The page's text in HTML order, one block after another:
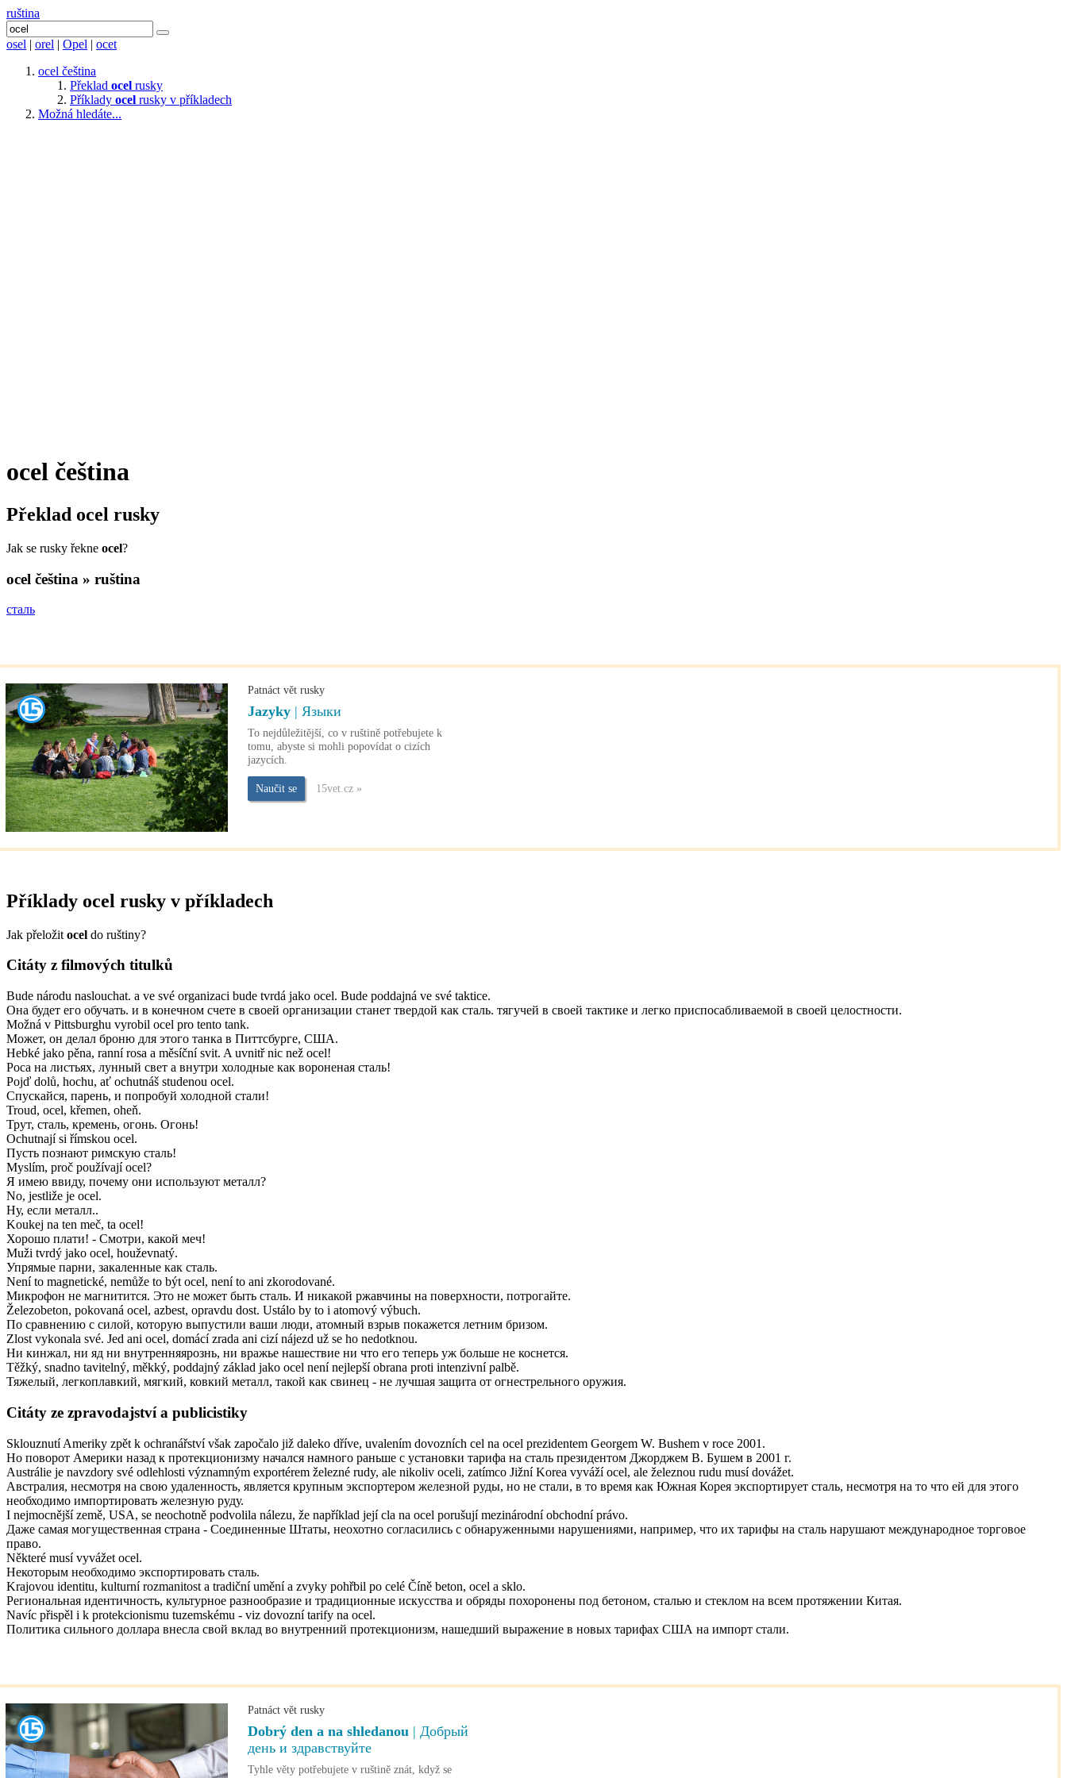
ruština
osel | orel | Opel | ocet
ocel čeština
Překlad ocel rusky
Příklady ocel rusky v příkladech
Možná hledáte...
ocel čeština
Překlad ocel rusky
Jak se rusky řekne ocel?
ocel čeština » ruština
сталь
Patnáct vět rusky
Jazyky | Языки
To nejdůležitější, co v ruštině potřebujete k
tomu, abyste si mohli popovídat o cizích
jazycích.
Naučit se 15vet.cz »
Příklady ocel rusky v příkladech
Jak přeložit ocel do ruštiny?
Citáty z filmových titulků
Bude národu naslouchat. a ve své organizaci bude tvrdá jako ocel. Bude poddajná ve své taktice.
Она будет его обучать. и в конечном счете в своей организации станет твердой как сталь. тягучей в своей тактике и легко приспосабливаемой в своей целостности.
Možná v Pittsburghu vyrobil ocel pro tento tank.
Может, он делал броню для этого танка в Питтсбурге, США.
Hebké jako pěna, ranní rosa a měsíční svit. A uvnitř nic než ocel!
Роса на листьях, лунный свет а внутри холодные как вороненая сталь!
Pojď dolů, hochu, ať ochutnáš studenou ocel.
Спускайся, парень, и попробуй холодной стали!
Troud, ocel, křemen, oheň.
Трут, сталь, кремень, огонь. Огонь!
Ochutnají si římskou ocel.
Пусть познают римскую сталь!
Myslím, proč používají ocel?
Я имею ввиду, почему они используют металл?
No, jestliže je ocel.
Ну, если металл..
Koukej na ten meč, ta ocel!
Хорошо плати! - Смотри, какой меч!
Muži tvrdý jako ocel, houževnatý.
Упрямые парни, закаленные как сталь.
Není to magnetické, nemůže to být ocel, není to ani zkorodované.
Микрофон не магнитится. Это не может быть сталь. И никакой ржавчины на поверхности, потрогайте.
Železobeton, pokovaná ocel, azbest, opravdu dost. Ustálo by to i atomový výbuch.
По сравнению с силой, которую выпустили ваши люди, атомный взрыв покажется летним бризом.
Zlost vykonala své. Jed ani ocel, domácí zrada ani cizí nájezd už se ho nedotknou.
Ни кинжал, ни яд ни внутренняярознь, ни вражье нашествие ни что его теперь уж больше не коснется.
Těžký, snadno tavitelný, měkký, poddajný základ jako ocel není nejlepší obrana proti intenzivní palbě.
Тяжелый, легкоплавкий, мягкий, ковкий металл, такой как свинец - не лучшая защита от огнестрельного оружия.
Citáty ze zpravodajství a publicistiky
Sklouznutí Ameriky zpět k ochranářství však započalo již daleko dříve, uvalením dovozních cel na ocel prezidentem Georgem W. Bushem v roce 2001.
Но поворот Америки назад к протекционизму начался намного раньше с установки тарифа на сталь президентом Джорджем В. Бушем в 2001 г.
Austrálie je navzdory své odlehlosti významným exportérem železné rudy, ale nikoliv oceli, zatímco Jižní Korea vyváží ocel, ale železnou rudu musí dovážet.
Австралия, несмотря на свою удаленность, является крупным экспортером железной руды, но не стали, в то время как Южная Корея экспортирует сталь, несмотря на то что ей для этого
необходимо импортировать железную руду.
I nejmocnější země, USA, se neochotně podvolila nálezu, že například její cla na ocel porušují mezinárodní obchodní právo.
Даже самая могущественная страна - Соединенные Штаты, неохотно согласились с обнаруженными нарушениями, например, что их тарифы на сталь нарушают международное торговое
право.
Některé musí vyvážet ocel.
Некоторым необходимо экспортировать сталь.
Krajovou identitu, kulturní rozmanitost a tradiční umění a zvyky pohřbil po celé Číně beton, ocel a sklo.
Региональная идентичность, культурное разнообразие и традиционные искусства и обряды похоронены под бетоном, сталью и стеклом на всем протяжении Китая.
Navíc přispěl i k protekcionismu tuzemskému - viz dovozní tarify na ocel.
Политика сильного доллара внесла свой вклад во внутренний протекционизм, нашедший выражение в новых тарифах США на импорт стали.
Patnáct vět rusky
Dobrý den a na shledanou | Добрый
день и здравствуйте
Tyhle věty potřebujete v ruštině znát, když se